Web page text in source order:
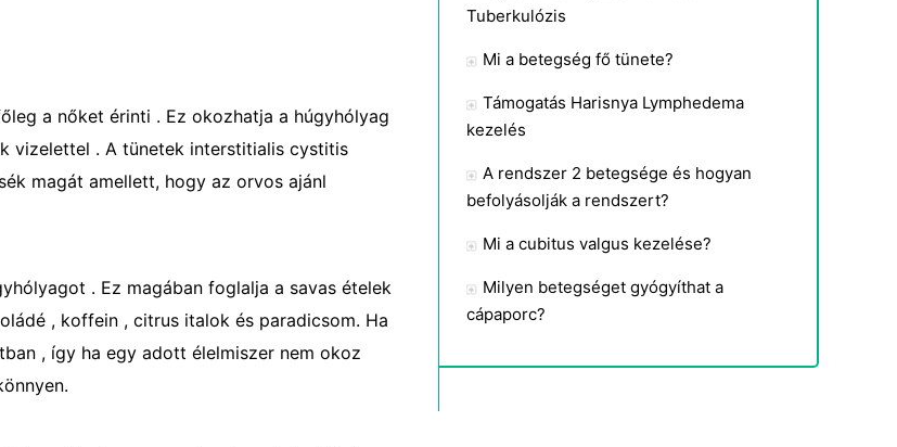
a nőket érinti . Ez okozhatja a húgyhólyag
vizelettel . A tünetek interstitialis cystitis
magát amellett, hogy az orvos ajánl
. Ez magában foglalja a savas ételek
, koffein , citrus italok és paradicsom. Ha
, így ha egy adott élelmiszer nem okoz
Tuberkulózis
Mi a betegség fő tünete?
Támogatás Harisnya Lymphedema
kezelés
A rendszer 2 betegsége és hogyan
befolyásolják a rendszert?
Mi a cubitus valgus kezelése?
Milyen betegséget gyógyíthat a
cápaporc?